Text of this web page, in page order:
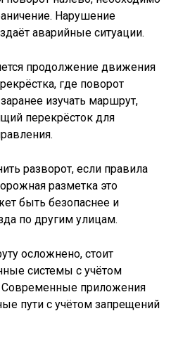
Нарушение
аварийные ситуации.
продолжение движения
где поворот
изучать маршрут,
перекрёсток для
разворот, если правила
разметка это
быть безопаснее и
по другим улицам.
осложнено, стоит
системы с учётом
Современные приложения
пути с учётом запрещений